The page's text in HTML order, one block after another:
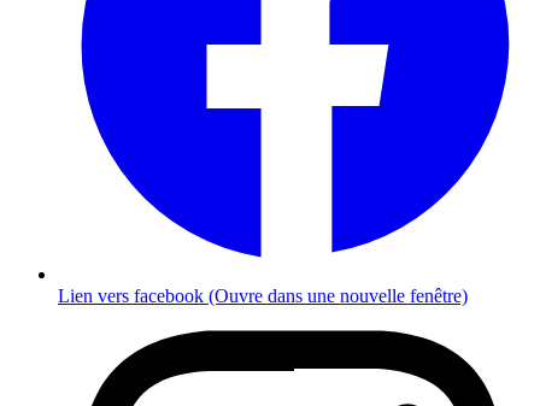
Lien vers facebook (Ouvre dans une nouvelle fenêtre)